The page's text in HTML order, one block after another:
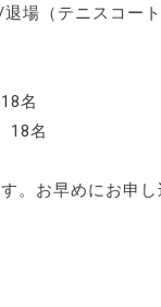
場（テニスコート
名
18名
。お早めにお申し